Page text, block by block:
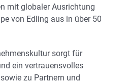
mit globaler Ausrichtung
von Edling aus in über 50
sorgt für
ein vertrauensvolles
zu Partnern und